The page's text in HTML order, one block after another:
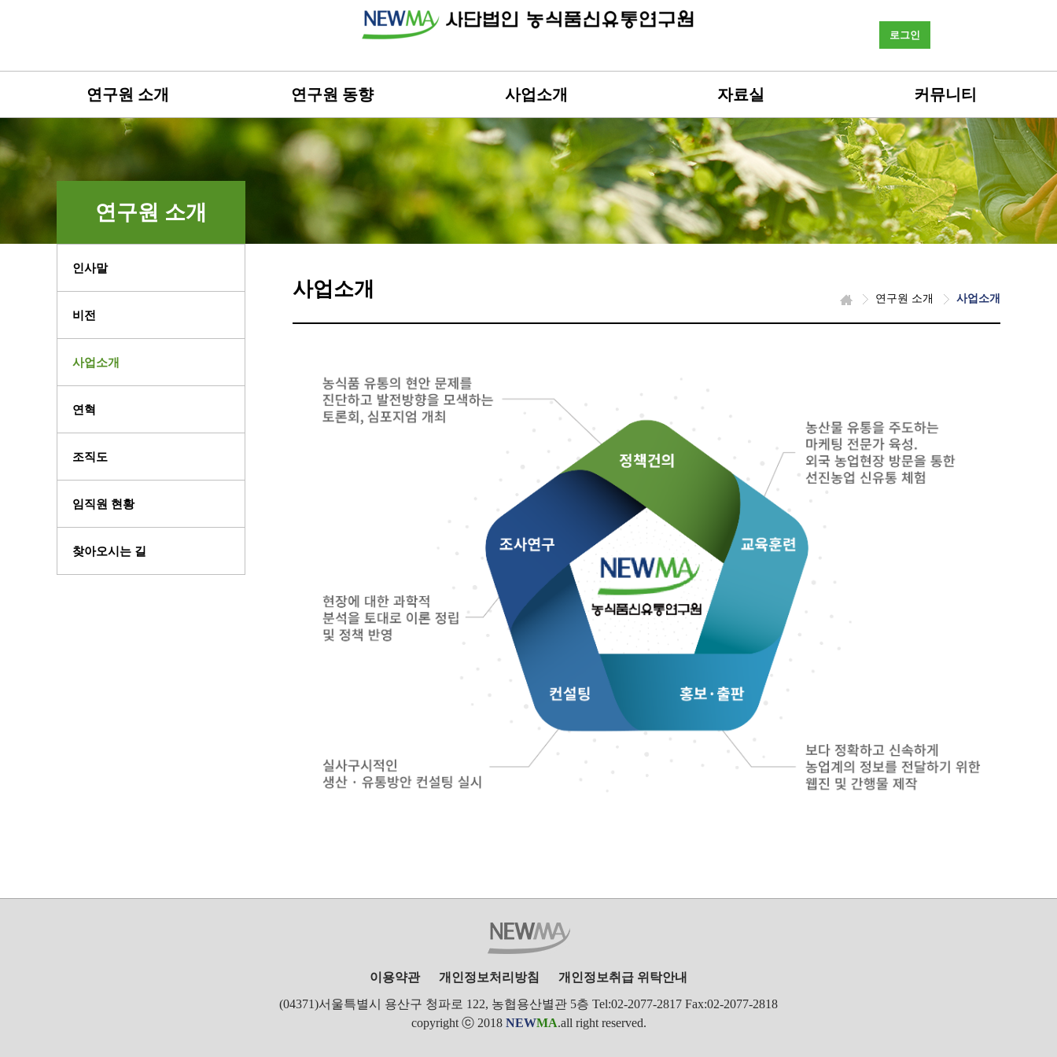
로그인
연구원 소개 연구원 동향 사업소개 자료실 커뮤니티
연구원 소개
인사말
비전
사업소개
연혁
조직도
임직원 현황
찾아오시는 길
사업소개 연구원 소개 사업소개
이용약관 개인정보처리방침
개인정보취급 위탁안내
(04371)서울특별시 용산구 청파로 122, 농협용산별관 5층 Tel:02-2077-2817 Fax:02-2077-2818
copyright ⓒ 2018 NEWMA.all right reserved.